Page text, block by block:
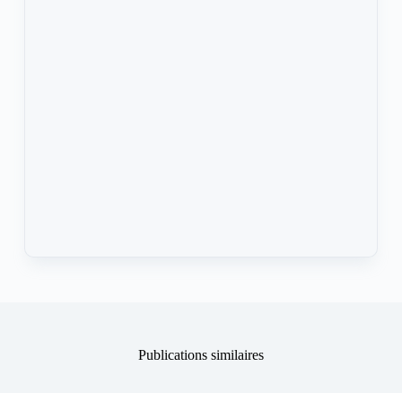
Publications similaires